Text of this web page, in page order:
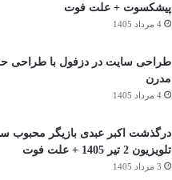
پیشکسوت + علت فوت
4 مرداد 1405
طراحی سایت در دزفول با طراحی
مدرن
4 مرداد 1405
درگذشت اکبر عبدی بازیگر محبوب
تلویزیون 2 تیر 1405 + علت فوت
3 مرداد 1405